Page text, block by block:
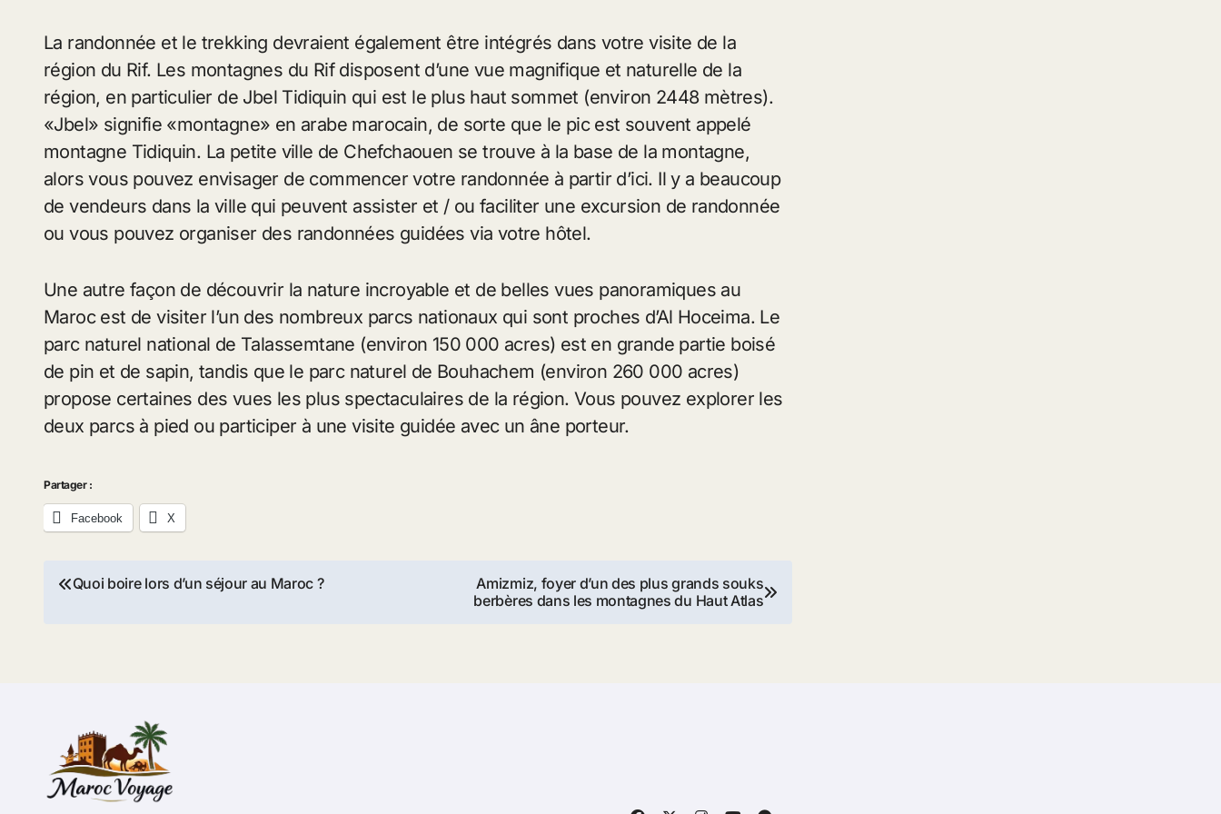
La randonnée et le trekking devraient également être intégrés dans votre visite de la
région du Rif. Les montagnes du Rif disposent d’une vue magnifique et naturelle de la
région, en particulier de Jbel Tidiquin qui est le plus haut sommet (environ 2448 mètres).
«Jbel» signifie «montagne» en arabe marocain, de sorte que le pic est souvent appelé
montagne Tidiquin. La petite ville de Chefchaouen se trouve à la base de la montagne,
alors vous pouvez envisager de commencer votre randonnée à partir d’ici. Il y a beaucoup
de vendeurs dans la ville qui peuvent assister et / ou faciliter une excursion de randonnée
ou vous pouvez organiser des randonnées guidées via votre hôtel.
Une autre façon de découvrir la nature incroyable et de belles vues panoramiques au
Maroc est de visiter l’un des nombreux parcs nationaux qui sont proches d’Al Hoceima. Le
parc naturel national de Talassemtane (environ 150 000 acres) est en grande partie boisé
de pin et de sapin, tandis que le parc naturel de Bouhachem (environ 260 000 acres)
propose certaines des vues les plus spectaculaires de la région. Vous pouvez explorer les
deux parcs à pied ou participer à une visite guidée avec un âne porteur.
Partager :
Facebook X
Navigation
Quoi boire lors d’un séjour au Maroc ?
Amizmiz, foyer d’un des plus grands souks
berbères dans les montagnes du Haut Atlas